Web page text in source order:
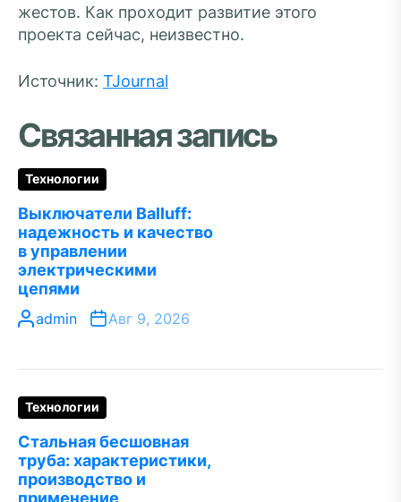
жестов. Как проходит развитие этого
проекта сейчас, неизвестно.
Источник: TJournal
Связанная запись
Технологии
Выключатели Balluff:
надежность и качество
в управлении
электрическими
цепями
admin Авг 9, 2026
Технологии
Стальная бесшовная
труба: характеристики,
производство и
применение